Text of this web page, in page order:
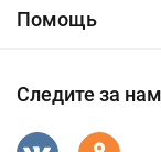
Помощь
Следите за